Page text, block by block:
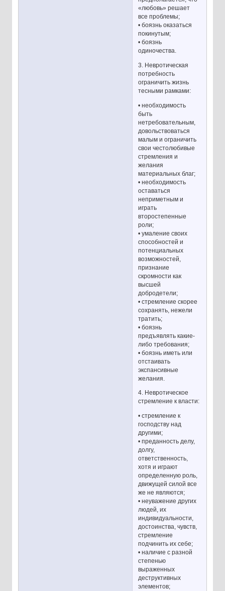
«любовь» решает
все проблемы;
• боязнь оказаться
покинутым;
• боязнь
одиночества.
3. Невротическая
потребность
ограничить жизнь
тесными рамками:
• необходимость
быть
нетребовательным,
довольствоваться
малым и ограничить
свои честолюбивые
стремления и
желания
материальных благ;
• необходимость
оставаться
неприметным и
играть
второстепенные
роли;
• умаление своих
способностей и
потенциальных
возможностей,
признание
скромности как
высшей
добродетели;
• стремление скорее
сохранять, нежели
тратить;
• боязнь
предъявлять какие-
либо требования;
• боязнь иметь или
отстаивать
экспансивные
желания.
4. Невротическое
стремление к власти:
• стремление к
господству над
другими;
• преданность делу,
долгу,
ответственность,
хотя и играют
определенную роль,
движущей силой все
же не являются;
• неуважение других
людей, их
индивидуальности,
достоинства, чувств,
стремление
подчинить их себе;
• наличие с разной
степенью
выраженных
деструктивных
элементов;